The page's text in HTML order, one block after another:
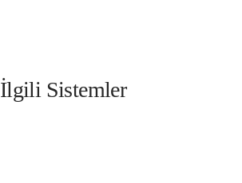
İlgili Sistemler